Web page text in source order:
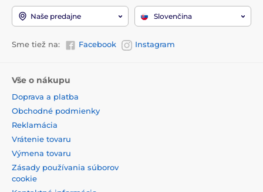
Naše predajne Slovenčina
Sme tiež na: Facebook Instagram
Vše o nákupu
Doprava a platba
Obchodné podmienky
Reklamácia
Vrátenie tovaru
Výmena tovaru
Zásady používania súborov
cookie